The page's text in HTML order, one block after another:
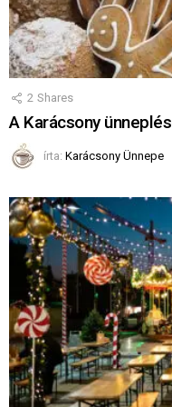
2 Shares
A Karácsony
írta: Karácsony Ünnepe